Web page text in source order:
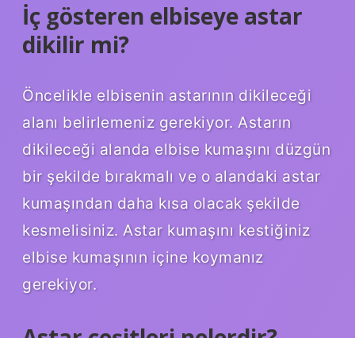
İç gösteren elbiseye astar
dikilir mi?
Öncelikle elbisenin astarının dikileceği
alanı belirlemeniz gerekiyor. Astarın
dikileceği alanda elbise kumaşını düzgün
bir şekilde bırakmalı ve o alandaki astar
kumaşından daha kısa olacak şekilde
kesmelisiniz. Astar kumaşını kestiğiniz
elbise kumaşının içine koymanız
gerekiyor.